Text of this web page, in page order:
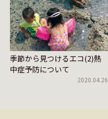
季節から見つけるエコ(2)熱
中症予防について
2020.04.26